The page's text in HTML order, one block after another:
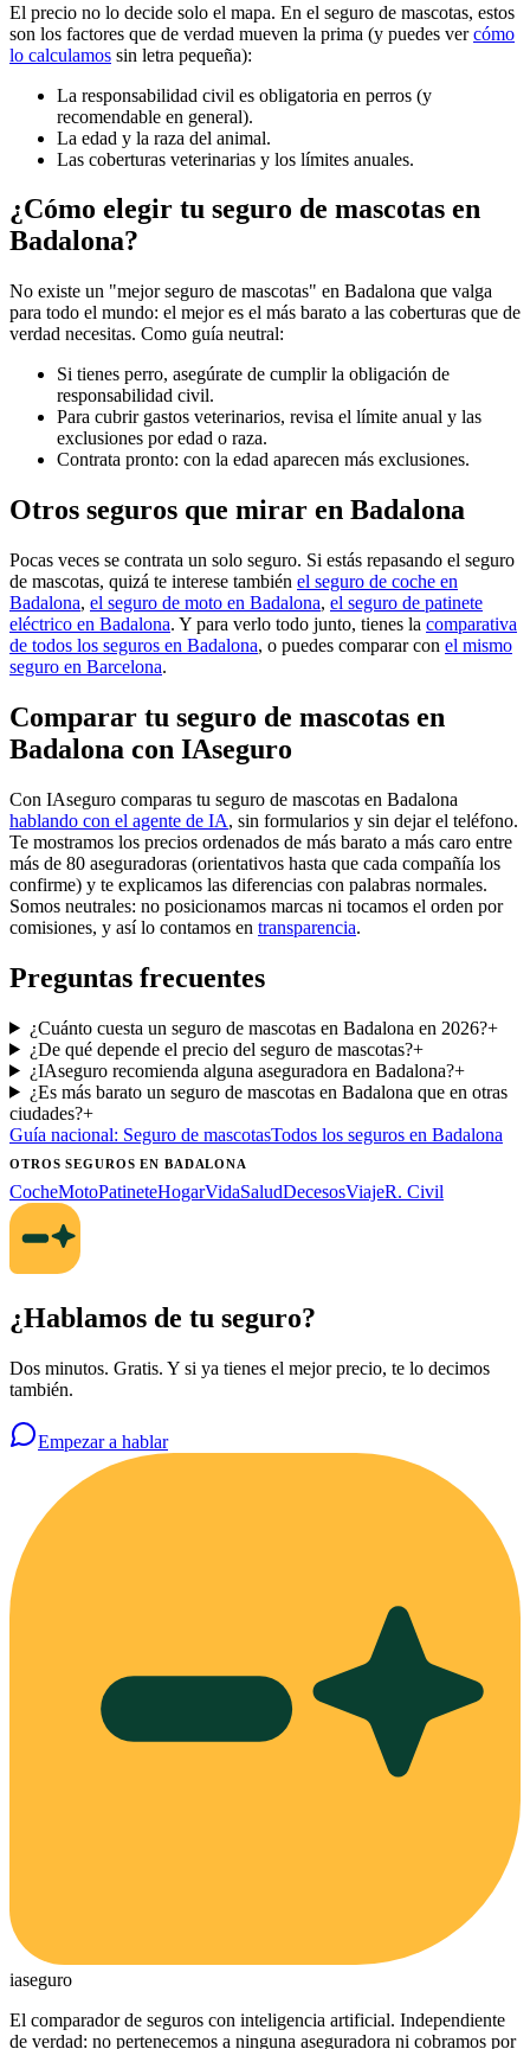
El precio no lo decide solo el mapa. En el seguro de mascotas, estos
son los factores que de verdad mueven la prima (y puedes vercómo
lo calculamos sin letra pequeña):
La responsabilidad civil es obligatoria en perros (y
recomendable en general).
La edad y la raza del animal.
Las coberturas veterinarias y los límites anuales.
¿Cómo elegir tu seguro de mascotas en
Badalona?
No existe un "mejor seguro de mascotas" en Badalona que valga
para todo el mundo: el mejor es el más barato a las coberturas que de
verdad necesitas. Como guía neutral:
Si tienes perro, asegúrate de cumplir la obligación de
responsabilidad civil.
Para cubrir gastos veterinarios, revisa el límite anual y las
exclusiones por edad o raza.
Contrata pronto: con la edad aparecen más exclusiones.
Otros seguros que mirar en Badalona
Pocas veces se contrata un solo seguro. Si estás repasando el seguro
de mascotas, quizá te interese también el seguro de coche en
Badalona, el seguro de moto en Badalona, el seguro de patinete
eléctrico en Badalona. Y para verlo todo junto, tienes la comparativa
de todos los seguros en Badalona, o puedes comparar con el mismo
seguro en Barcelona.
Comparar tu seguro de mascotas en
Badalona con IAseguro
Con IAseguro comparas tu seguro de mascotas en Badalona
hablando con el agente de IA, sin formularios y sin dejar el teléfono.
Te mostramos los precios ordenados de más barato a más caro entre
más de 80 aseguradoras (orientativos hasta que cada compañía los
confirme) y te explicamos las diferencias con palabras normales.
Somos neutrales: no posicionamos marcas ni tocamos el orden por
comisiones, y así lo contamos en transparencia.
Preguntas frecuentes
¿Cuánto cuesta un seguro de mascotas en Badalona en 2026?+
¿De qué depende el precio del seguro de mascotas?+
¿IAseguro recomienda alguna aseguradora en Badalona?+
¿Es más barato un seguro de mascotas en Badalona que en otras
ciudades?+
Guía nacional: Seguro de mascotasTodos los seguros en Badalona
OTROS SEGUROSEN BADALONA
CocheMotoPatineteHogarVidaSaludDecesosViajeR. Civil
¿Hablamos de tu seguro?
Dos minutos. Gratis. Y si ya tienes el mejor precio, te lo decimos
también.
Empezar a hablar
iaseguro
El comparador de seguros con inteligencia artificial. Independiente
de verdad: no pertenecemos a ninguna aseguradora ni cobramos por